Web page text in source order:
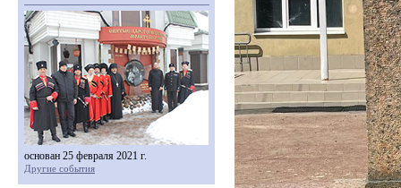
основан 25 февраля 2021 г.
Другие события